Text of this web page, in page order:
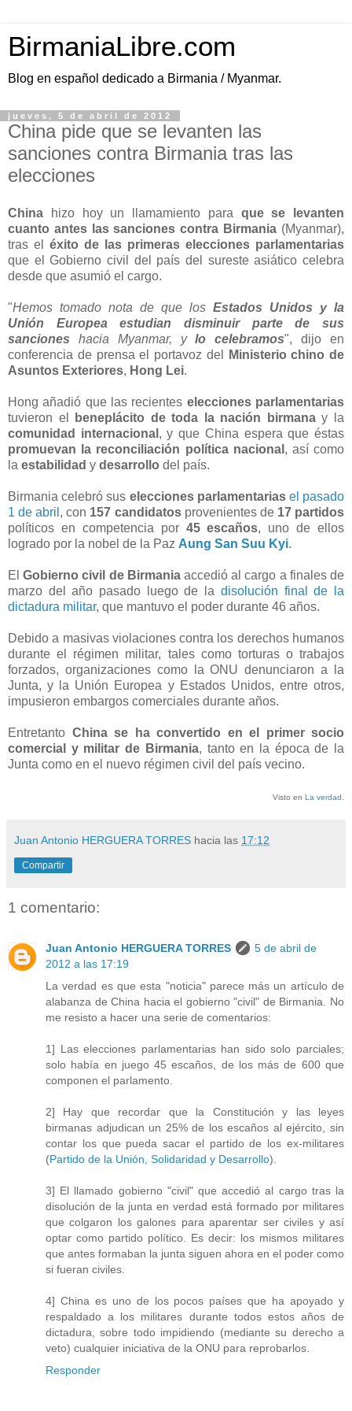
BirmaniaLibre.com
Blog en español dedicado a Birmania / Myanmar.
jueves, 5 de abril de 2012
China pide que se levanten las
sanciones contra Birmania tras las
elecciones
China hizo hoy un llamamiento para que se levanten
cuanto antes las sanciones contra Birmania (Myanmar),
tras el éxito de las primeras elecciones parlamentarias
que el Gobierno civil del país del sureste asiático celebra
desde que asumió el cargo.
"Hemos tomado nota de que los Estados Unidos y la
Unión Europea estudian disminuir parte de sus
sanciones hacia Myanmar, ylo celebramos", dijo en
conferencia de prensa el portavoz del
Ministerio chino de
Asuntos Exteriores, Hong Lei.
Hong añadió que las recientes elecciones parlamentarias
tuvieron el
beneplácito de toda la nación birmanay la
comunidad internacional , y que China espera que éstas
promuevan la reconciliación política nacional , así como
la estabilidad y desarrollo del país.
Birmania celebró sus elecciones parlamentarias el pasado
1 de abril , con 157 candidatosprovenientes de 17 partidos
políticos en competencia por 45 escaños, uno de ellos
logrado por la nobel de la Paz Aung San Suu Kyi.
ElGobierno civil de Birmaniaaccedió al cargo a finales de
marzo del año pasado luego de la disolución final de la
dictadura militar, que mantuvo el poder durante 46 años.
Debido a masivas violaciones contra los derechos humanos
durante el régimen militar, tales como torturas o trabajos
forzados, organizaciones como la ONU denunciaron a la
Junta, y la Unión Europea y Estados Unidos, entre otros,
impusieron embargos comerciales durante años.
Entretanto China se ha convertido en el primer socio
comercial y militar de Birmania, tanto en la época de la
Junta como en el nuevo régimen civil del país vecino.
Visto en La verdad
Juan Antonio HERGUERA TORRES hacia las 17:12
Compartir
1 comentario:
Juan Antonio HERGUERA TORRES
5 de abril de
2012 a las 17:19
La verdad es que esta "noticia" parece más un artículo de
alabanza de China hacia el gobierno "civil" de Birmania. No
me resisto a hacer una serie de comentarios:
1] Las elecciones parlamentarias han sido solo parciales;
solo había en juego 45 escaños, de los más de 600 que
componen el parlamento.
2] Hay que recordar que la Constitución y las leyes
birmanas adjudican un 25% de los escaños al ejército, sin
contar los que pueda sacar el partido de los ex-militares
(Partido de la Unión, Solidaridad y Desarrollo).
3] El llamado gobierno "civil" que accedió al cargo tras la
disolución de la junta en verdad está formado por militares
que colgaron los galones para aparentar ser civiles y así
optar como partido político. Es decir: los mismos militares
que antes formaban la junta siguen ahora en el poder como
si fueran civiles.
4] China es uno de los pocos países que ha apoyado y
respaldado a los militares durante todos estos años de
dictadura, sobre todo impidiendo (mediante su derecho a
veto) cualquier iniciativa de la ONU para reprobarlos.
Responder